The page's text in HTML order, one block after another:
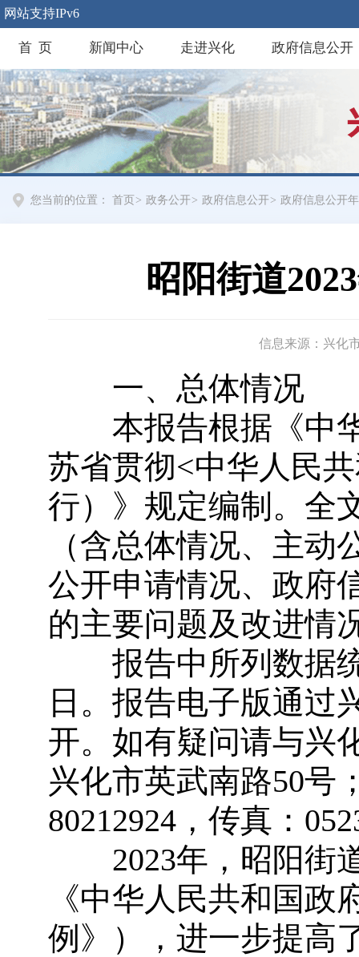
网站支持IPv6
首 页 新闻中心 走进兴化 政府信息公开
您当前的位置： 首页 > 政务公开> 政府信息公开> 政府信息公开
昭阳街道
信息来源：兴化
一、总体情况
本报告根据《中华
苏省贯彻<中华人民
行）》规定编制。全
（含总体情况、主
公开申请情况、政府
的主要问题及改进情
报告中所列数据统
日。报告电子版通过
开。如有疑问请与兴
兴化市英武南路50号
80212924，传真：
2023年，昭阳街道
《中华人民共和国
例》），进一步提高